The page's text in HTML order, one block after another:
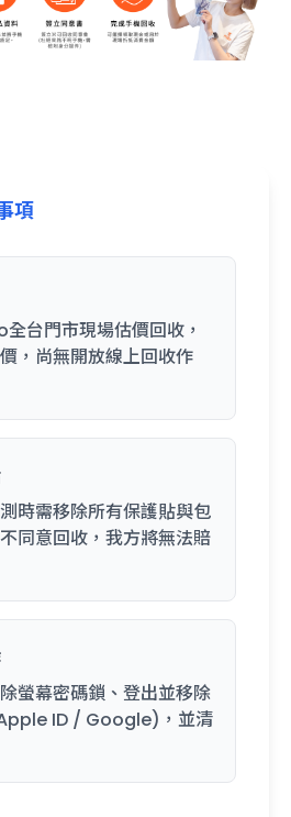
項
台門市現場估價回收，
，尚無開放線上回收作
時需移除所有保護貼與包
同意回收，我方將無法賠
螢幕密碼鎖、登出並移除
ID / Google)，並清